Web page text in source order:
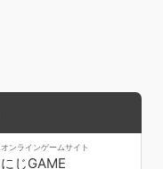
オンラインゲームサイト
にじGAME